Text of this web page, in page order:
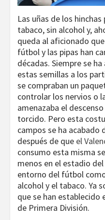
Las uñas de los
tabaco, sin alcohol y,
queda al aficionado
fútbol y las pipas han
décadas. Siempre se
estas semillas a los
se compraban un
controlar los nervios o
amenazaba el
torcido. Pero esta
campos se ha acabado
después de que el
consumo esta misma
menos en el estadio
entorno del fútbol
alcohol y el tabaco. Ya
que se han establecido
de Primera División.